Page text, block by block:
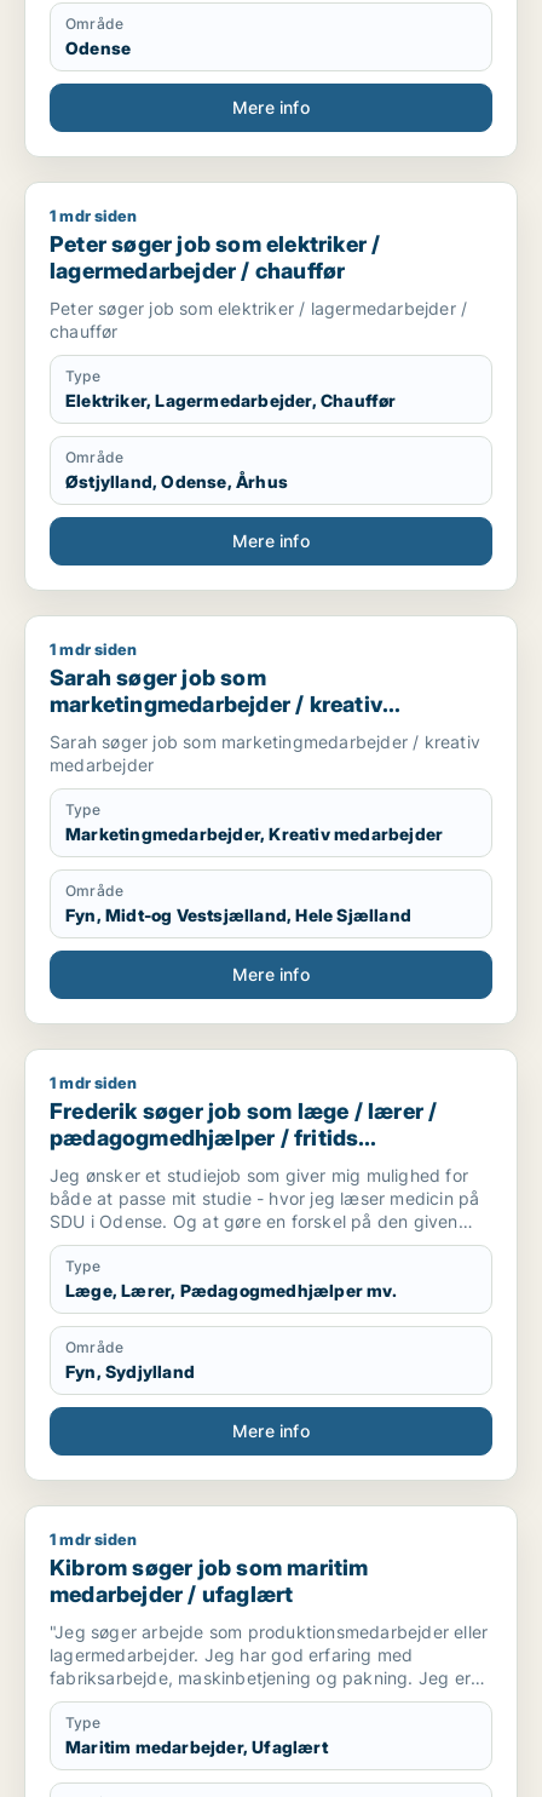
Område
Odense
Mere info
Peter søger job som elektriker / lagermedarbejder / chauffør
1 mdr siden
Peter søger job som elektriker /
lagermedarbejder / chauffør
Peter søger job som elektriker / lagermedarbejder /
chauffør
Type
Elektriker, Lagermedarbejder, Chauffør
Område
Østjylland, Odense, Århus
Mere info
Sarah søger job som marketingmedarbejder / kreativ
1 mdr siden
Sarah søger job som
marketingmedarbejder / kreativ
medarbejder
Sarah søger job som marketingmedarbejder / kreativ
medarbejder
Type
Marketingmedarbejder, Kreativ medarbejder
Område
Fyn, Midt-og Vestsjælland, Hele Sjælland
Mere info
Frederik søger job som læge / lærer / pædagogmedhjælper
1 mdr siden
Frederik søger job som læge / lærer /
pædagogmedhjælper / fritids
medarbejder
Jeg ønsker et studiejob som giver mig mulighed for
både at passe mit studie - hvor jeg læser medicin på
SDU i Odense. Og at gøre en forskel på den given
arbejdsplads.
Type
Læge, Lærer, Pædagogmedhjælper mv.
Område
Fyn, Sydjylland
Mere info
Kibrom søger job som maritim medarbejder / ufaglært
1 mdr siden
Kibrom søger job som maritim
medarbejder / ufaglært
​"Jeg søger arbejde som produktionsmedarbejder eller
lagermedarbejder. Jeg har god erfaring med
fabriksarbejde, maskinbetjening og pakning. Jeg er
fleksibel og kan arbejde på alle tider, også nathold."
Type
Maritim medarbejder, Ufaglært